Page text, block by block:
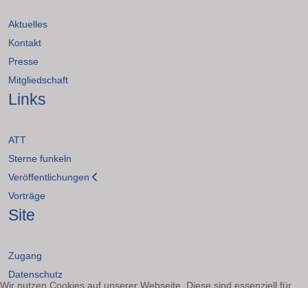
Aktuelles
Kontakt
Presse
Mitgliedschaft
Links
ATT
Sterne funkeln
Veröffentlichungen
Vorträge
Site
Zugang
Datenschutz
Wir nutzen Cookies auf unserer Webseite. Diese sind essenziell für